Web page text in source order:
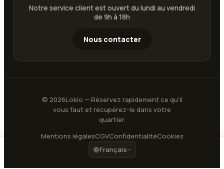
Voir les disponibilités
Notre service client est ouvert du lundi au vendredi
de 9h à 18h
Nous contacter
© 2026Lokio — Réservez rapidement ce qu'il
vous faut et récupérez-le dans votre
quartier.
Mentions légalesCGVConfidentialitéCookies
Français